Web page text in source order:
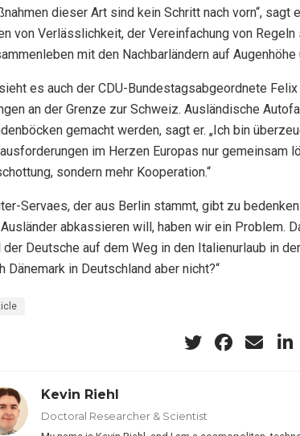
dieser Art sind kein Schritt nach vorn“, sagt
von Verlässlichkeit, der Vereinfachung von
mit den Nachbarländern auf
es auch der CDU-Bundestagsabgeordnete
an der Grenze zur Schweiz. Ausländische
gemacht werden, sagt er. „Ich bin
im Herzen Europas nur gemeinsam
sondern mehr Kooperation.“
Servaes, der aus Berlin stammt, gibt zu
abkassieren will, haben wir ein Problem.
der Deutsche auf dem Weg in den Italienurlaub in
Dänemark in Deutschland aber nicht?“
Kevin Riehl
Doctoral Researcher & Scientist